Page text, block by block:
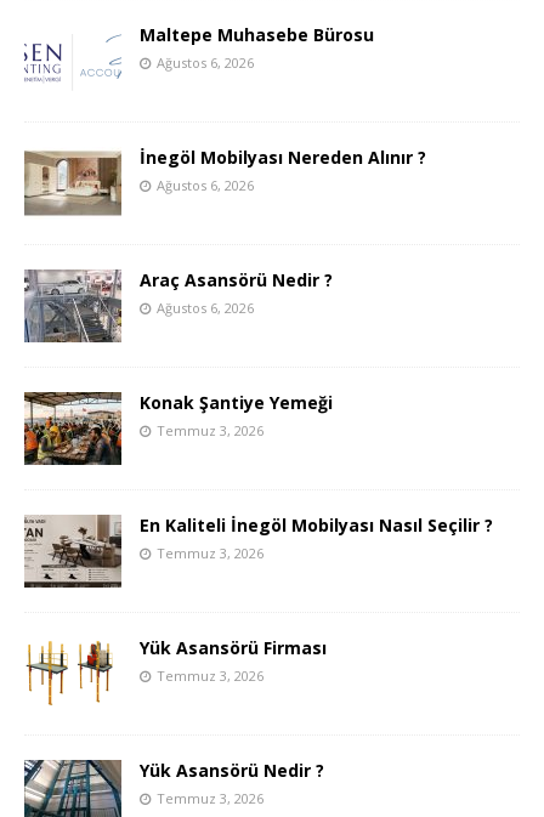
Maltepe Muhasebe Bürosu
Ağustos 6, 2026
İnegöl Mobilyası Nereden Alınır ?
Ağustos 6, 2026
Araç Asansörü Nedir ?
Ağustos 6, 2026
Konak Şantiye Yemeği
Temmuz 3, 2026
En Kaliteli İnegöl Mobilyası Nasıl Seçilir ?
Temmuz 3, 2026
Yük Asansörü Firması
Temmuz 3, 2026
Yük Asansörü Nedir ?
Temmuz 3, 2026